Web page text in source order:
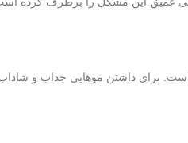
برای داشتن موهایی جذاب و شاداب